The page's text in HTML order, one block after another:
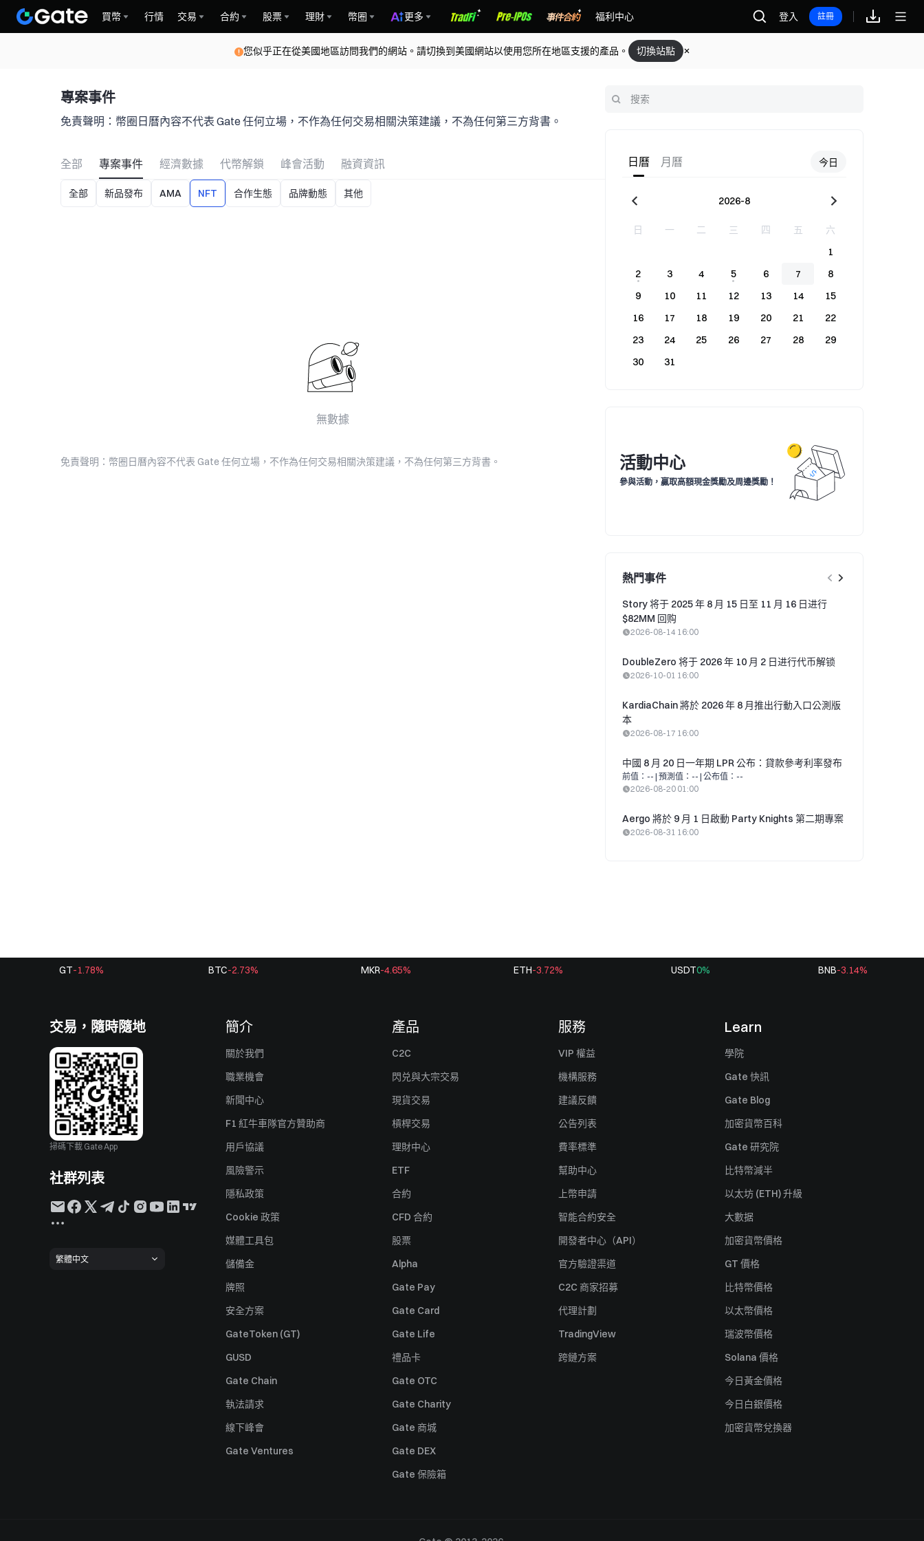
買幣 行情 交易 合約 股票 理財 幣圈 更多 福利中心 登入 註冊
您似乎正在從美國地區訪問我們的網站。請切換到美國網站以使用您所在地區支援的產品。 切換站點
專案事件
免責聲明：幣圈日曆內容不代表 Gate 任何立場，不作為任何交易相關決策建議，不為任何第三方背書。
全部 專案事件 經濟數據 代幣解鎖 峰會活動 融資資訊
全部 新品發布 AMA NFT 合作生態 品牌動態 其他
無數據
免責聲明：幣圈日曆內容不代表 Gate 任何立場，不作為任何交易相關決策建議，不為任何第三方背書。
日曆 月曆 今日
2026-8
日 一 二 三 四 五
六
1
2
3 4 5 6 7
8
9
10 11 12 13 14
15
16
17 18 19 20 21
22
23
24 25 26 27 28
29
30
31
活動中心
參與活動，贏取高額現金獎勵及周邊獎勵！
熱門事件
Story 将于 2025 年 8 月 15 日至 11 月 16 日进行
$82MM 回购
2026-08-14 16:00
DoubleZero 将于 2026 年 10 月 2 日进行代币解锁
2026-10-01 16:00
KardiaChain 將於 2026 年 8 月推出行動入口公測版
本
2026-08-17 16:00
中國 8 月 20 日一年期 LPR 公布：貸款參考利率發布
前值 ： -- | 預測值 ： -- | 公布值 ： --
2026-08-20 01:00
Aergo 將於 9 月 1 日啟動 Party Knights 第二期專案
2026-08-31 16:00
GT-1.78% BTC-2.73% MKR-4.65% ETH-3.72% USDT0% BNB-3.14%
交易，隨時隨地
掃碼下載 Gate App
社群列表
繁體中文
簡介
關於我們
職業機會
新聞中心
F1 紅牛車隊官方贊助商
用戶協議
風險警示
隱私政策
Cookie 政策
媒體工具包
儲備金
牌照
安全方案
GateToken (GT)
GUSD
Gate Chain
執法請求
線下峰會
Gate Ventures
產品
C2C
閃兑與大宗交易
現貨交易
槓桿交易
理財中心
ETF
合約
CFD 合約
股票
Alpha
Gate Pay
Gate Card
Gate Life
禮品卡
Gate OTC
Gate Charity
Gate 商城
Gate DEX
Gate 保險箱
服務
VIP 權益
機構服務
建議反饋
公告列表
費率標準
幫助中心
上幣申請
智能合約安全
開發者中心（API）
官方驗證渠道
C2C 商家招募
代理計劃
TradingView
跨鏈方案
Learn
學院
Gate 快訊
Gate Blog
加密貨幣百科
Gate 研究院
比特幣減半
以太坊 (ETH) 升級
大數据
加密貨幣價格
GT 價格
比特幣價格
以太幣價格
瑞波幣價格
Solana 價格
今日黃金價格
今日白銀價格
加密貨幣兌換器